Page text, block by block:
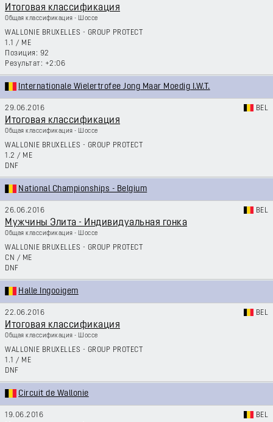
Итоговая классификация
Общая классификация - Шоссе
WALLONIE BRUXELLES - GROUP PROTECT
1.1 / ME
92
+2:06
Internationale Wielertrofee Jong Maar Moedig I.W.T.
29.06.2016 BEL
Итоговая классификация
Общая классификация - Шоссе
WALLONIE BRUXELLES - GROUP PROTECT
1.2 / ME
DNF
National Championships - Belgium
26.06.2016 BEL
Мужчины Элита - Индивидуальная гонка
Общая классификация - Шоссе
WALLONIE BRUXELLES - GROUP PROTECT
CN / ME
DNF
Halle Ingooigem
22.06.2016 BEL
Итоговая классификация
Общая классификация - Шоссе
WALLONIE BRUXELLES - GROUP PROTECT
1.1 / ME
DNF
Circuit de Wallonie
19.06.2016 BEL